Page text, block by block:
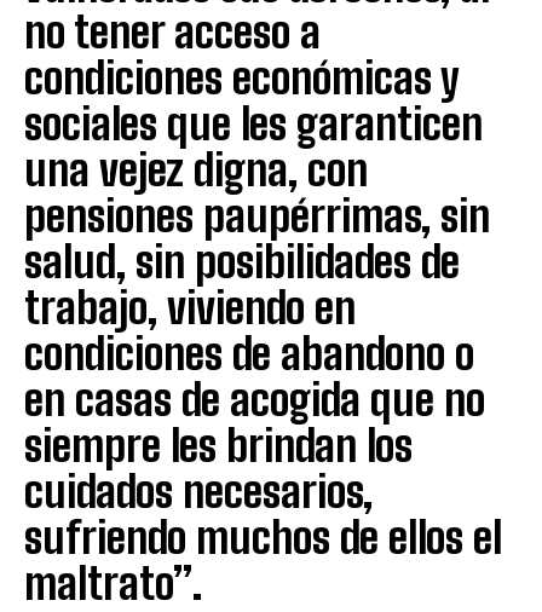
no tener acceso a
condiciones económicas y
sociales que les garanticen
una vejez digna, con
pensiones paupérrimas, sin
salud, sin posibilidades de
trabajo, viviendo en
condiciones de abandono o
en casas de acogida que no
siempre les brindan los
cuidados necesarios,
sufriendo muchos de ellos el
maltrato”.